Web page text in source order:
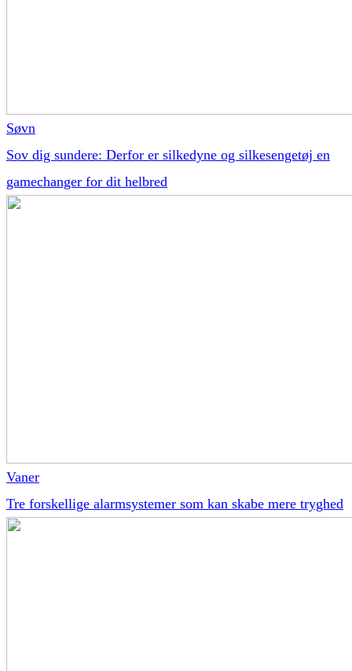
Søvn
Sov dig sundere: Derfor er silkedyne og silkesengetøj en
gamechanger for dit helbred
Vaner
Tre forskellige alarmsystemer som kan skabe mere tryghed